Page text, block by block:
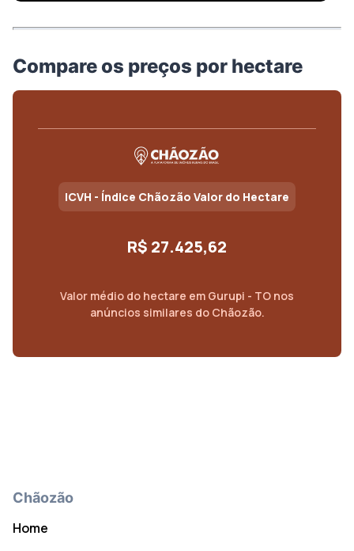
Compare os preços por hectare
ICVH - Índice Chãozão Valor do Hectare
R$ 27.425,62
Valor médio do hectare em Gurupi - TO nos
anúncios similares do Chãozão.
Chãozão
Home